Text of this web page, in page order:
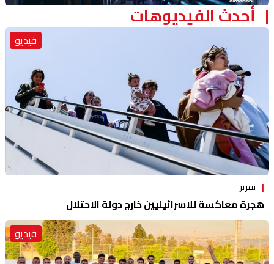
أحدث الفيديوهات
فيديو
تقرير
هجرة معاكسة للاسرائيليين خارج دولة الاحتلال
فيديو